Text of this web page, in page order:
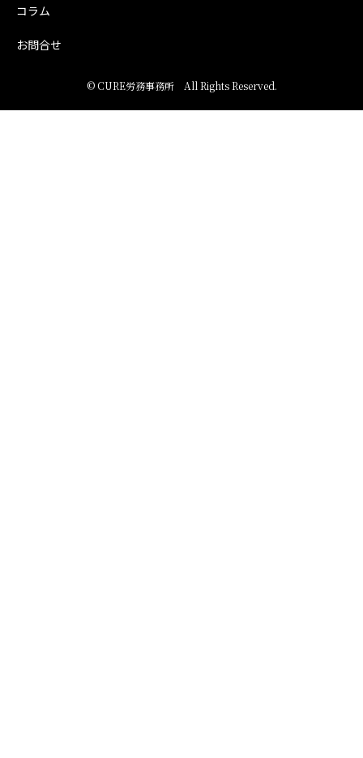
コラム
お問合せ
© CURE労務事務所All Rights Reserved.